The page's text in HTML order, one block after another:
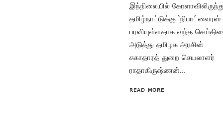
இந்நிலையில்
தமிழ்நாட்டுக்கு ‘நிபா’ வைரஸ்
பரவியுள்ளதாக வந்த
அடுத்து தமிழக அரசின்
சுகாதாரத் துறை செயலாளர்
ராதாகிருஷ்ணன்…
READ MORE